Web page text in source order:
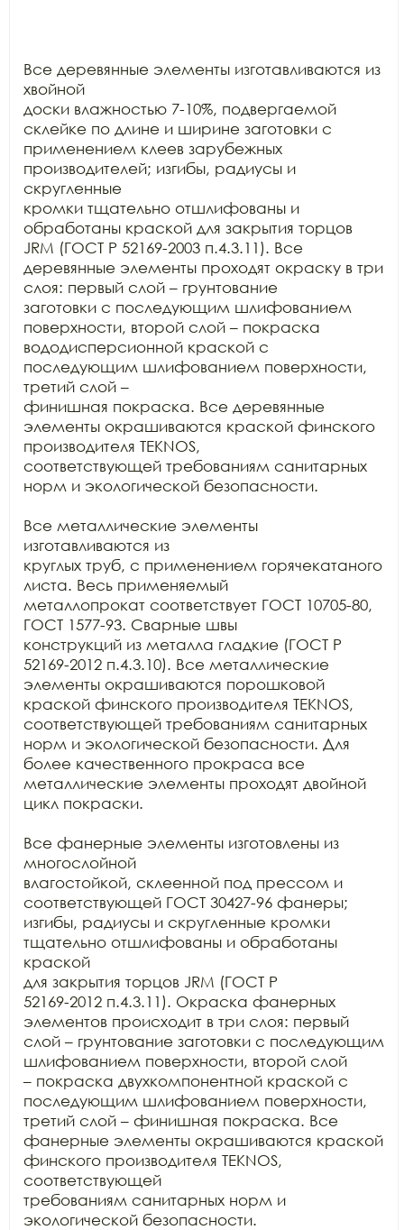
Все деревянные элементы изготавливаются из
хвойной
доски влажностью 7-10%, подвергаемой
склейке по длине и ширине заготовки с
применением клеев зарубежных
производителей; изгибы, радиусы и
скругленные
кромки тщательно отшлифованы и
обработаны краской для закрытия торцов
JRM (ГОСТ Р 52169-2003 п.4.3.11). Все
деревянные элементы проходят окраску в три
слоя: первый слой – грунтование
заготовки с последующим шлифованием
поверхности, второй слой – покраска
вододисперсионной краской с
последующим шлифованием поверхности,
третий слой –
финишная покраска. Все деревянные
элементы окрашиваются краской финского
производителя TEKNOS,
соответствующей требованиям санитарных
норм и экологической безопасности.
Все металлические элементы
изготавливаются из
круглых труб, с применением горячекатаного
листа. Весь применяемый
металлопрокат соответствует ГОСТ 10705-80,
ГОСТ 1577-93. Сварные швы
конструкций из металла гладкие (ГОСТ Р
52169-2012 п.4.3.10). Все металлические
элементы окрашиваются порошковой
краской финского производителя TEKNOS,
соответствующей требованиям санитарных
норм и экологической безопасности. Для
более качественного прокраса все
металлические элементы проходят двойной
цикл покраски.
Все фанерные элементы изготовлены из
многослойной
влагостойкой, склеенной под прессом и
соответствующей ГОСТ 30427-96 фанеры;
изгибы, радиусы и скругленные кромки
тщательно отшлифованы и обработаны
краской
для закрытия торцов JRM (ГОСТ Р
52169-2012 п.4.3.11). Окраска фанерных
элементов происходит в три слоя: первый
слой – грунтование заготовки с последующим
шлифованием поверхности, второй слой
– покраска двухкомпонентной краской с
последующим шлифованием поверхности,
третий слой – финишная покраска. Все
фанерные элементы окрашиваются краской
финского производителя TEKNOS,
соответствующей
требованиям санитарных норм и
экологической безопасности.